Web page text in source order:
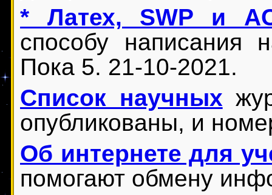
* Латех, SWP и
способу написания
Пока 5. 21-10-2021.
Список научных
опубликованы, и
Об интернете для
помогают обмену